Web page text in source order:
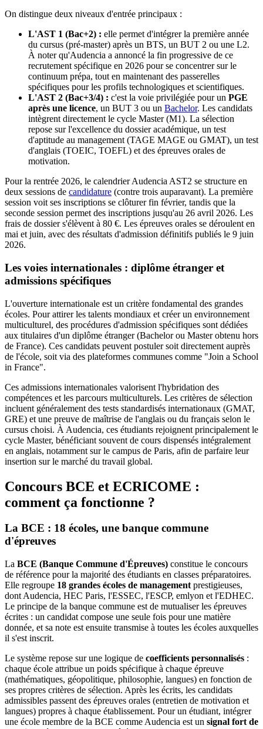
On distingue deux niveaux d'entrée principaux :
L'AST 1 (Bac+2) : elle permet d'intégrer la première année
du cursus (pré-master) après un BTS, un BUT 2 ou une L2.
À noter qu'Audencia a annoncé la fin progressive de ce
recrutement spécifique en 2026 pour se concentrer sur le
continuum prépa, tout en maintenant des passerelles
spécifiques pour les profils technologiques et scientifiques.
L'AST 2 (Bac+3/4) : c'est la voie privilégiée pour un PGE
après une licence, un BUT 3 ou un Bachelor. Les candidats
intègrent directement le cycle Master (M1). La sélection
repose sur l'excellence du dossier académique, un test
d'aptitude au management (TAGE MAGE ou GMAT), un test
d'anglais (TOEIC, TOEFL) et des épreuves orales de
motivation.
Pour la rentrée 2026, le calendrier Audencia AST2 se structure en
deux sessions de candidature (contre trois auparavant). La première
session voit ses inscriptions se clôturer fin février, tandis que la
seconde session permet des inscriptions jusqu'au 26 avril 2026. Les
frais de dossier s'élèvent à 80 €. Les épreuves orales se déroulent en
mai et juin, avec des résultats d'admission définitifs publiés le 9 juin
2026.
Les voies internationales : diplôme étranger et
admissions spécifiques
L'ouverture internationale est un critère fondamental des grandes
écoles. Pour attirer les talents mondiaux et créer un environnement
multiculturel, des procédures d'admission spécifiques sont dédiées
aux titulaires d'un diplôme étranger (Bachelor ou Master obtenu hors
de France). Ces candidats peuvent postuler soit directement auprès
de l'école, soit via des plateformes communes comme "Join a School
in France".
Ces admissions internationales valorisent l'hybridation des
compétences et les parcours multiculturels. Les critères de sélection
incluent généralement des tests standardisés internationaux (GMAT,
GRE) et une preuve de maîtrise de l'anglais ou du français selon le
cursus choisi. À Audencia, ces étudiants rejoignent principalement le
cycle Master, bénéficiant souvent de cours dispensés intégralement
en anglais, notamment sur le campus de Paris, afin de parfaire leur
insertion sur le marché du travail global.
Concours BCE et ECRICOME :
comment ça fonctionne ?
La BCE : 18 écoles, une banque commune
d'épreuves
La BCE (Banque Commune d'Épreuves) constitue le concours
de référence pour la majorité des étudiants en classes préparatoires.
Elle regroupe 18 grandes écoles de management prestigieuses,
dont Audencia, HEC Paris, l'ESSEC, l'ESCP, emlyon et l'EDHEC.
Le principe de la banque commune est de mutualiser les épreuves
écrites : un candidat compose une seule fois pour une matière
donnée, et sa note est ensuite transmise à toutes les écoles auxquelles
il s'est inscrit.
Le système repose sur une logique de coefficients personnalisés :
chaque école attribue un poids spécifique à chaque épreuve
(mathématiques, géopolitique, philosophie, langues) en fonction de
ses propres critères de sélection. Après les écrits, les candidats
admissibles passent des épreuves orales (entretien de motivation et
langues) propres à chaque établissement. Pour un étudiant, intégrer
une école membre de la BCE comme Audencia est un signal fort de